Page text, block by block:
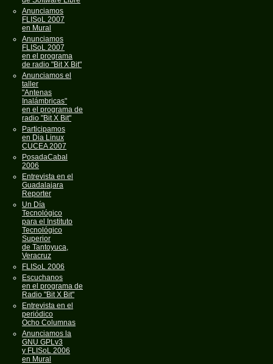
Anunciamos
FLISoL 2007
en Mural
Anunciamos
FLISoL 2007
en el programa
de radio "Bit X Bit"
Anunciamos el
taller
"Antenas
Inalámbricas"
en el programa de
radio "Bit X Bit"
Participamos
en Dia Linux
CUCEA 2007
PosadaCabal
2006
Entrevista en el
Guadalajara
Reporter
Un Día
Tecnológico
para el Instituto
Tecnológico
Superior
de Tantoyuca,
Veracruz
FLISoL 2006
Escuchanos
en el programa de
Radio "Bit X Bit"
Entrevista en el
periódico
Ocho Columnas
Anunciamos la
GNU GPLv3
y FLISoL 2006
en Mural